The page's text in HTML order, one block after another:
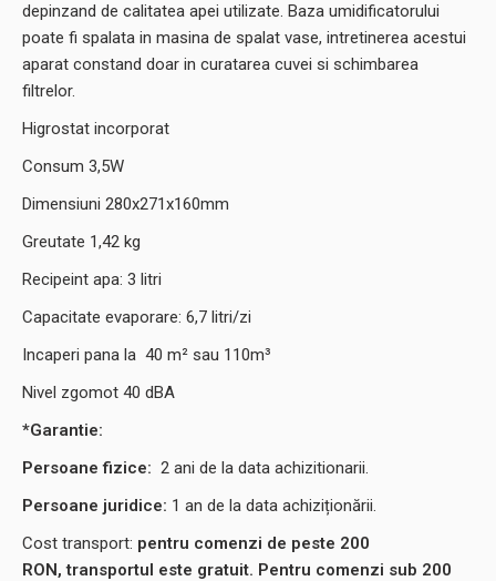
depinzand de calitatea apei utilizate. Baza umidificatorului
poate fi spalata in masina de spalat vase, intretinerea acestui
aparat constand doar in curatarea cuvei si schimbarea
filtrelor.
Higrostat incorporat
Consum 3,5W
Dimensiuni 280x271x160mm
Greutate 1,42 kg
Recipeint apa: 3 litri
Capacitate evaporare: 6,7 litri/zi
Incaperi pana la 40 m² sau 110m³
Nivel zgomot 40 dBA
*Garantie:
Persoane fizice: 2 ani de la data achizitionarii.
Persoane juridice: 1 an de la data achiziționării.
Cost transport: pentru comenzi de peste 200
RON, transportul este gratuit. Pentru comenzi sub 200